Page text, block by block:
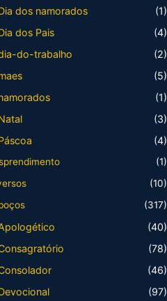
dos namorados
(1)
dos Pais
(4)
do-trabalho
(2)
(5)
(1)
(3)
(4)
(1)
(10)
(317)
(40)
(78)
(46)
(97)